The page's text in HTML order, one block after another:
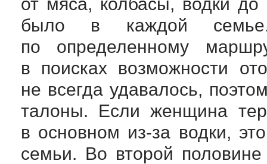
было в каждой
по определенному
в поисках возможности
не всегда удавалось,
талоны. Если женщина
в основном из-за водки,
семьи. Во второй